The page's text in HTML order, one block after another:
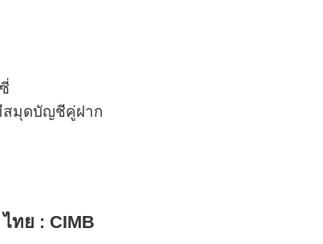
สมุดบัญชีคู่ฝาก
ทย : CIMB